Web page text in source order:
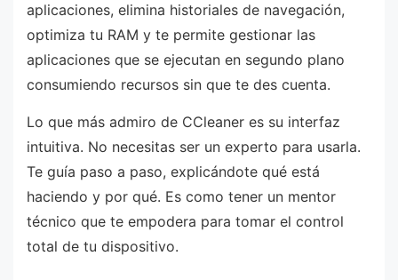
aplicaciones, elimina historiales de navegación,
optimiza tu RAM y te permite gestionar las
aplicaciones que se ejecutan en segundo plano
consumiendo recursos sin que te des cuenta.
Lo que más admiro de CCleaner es su interfaz
intuitiva. No necesitas ser un experto para usarla.
Te guía paso a paso, explicándote qué está
haciendo y por qué. Es como tener un mentor
técnico que te empodera para tomar el control
total de tu dispositivo.